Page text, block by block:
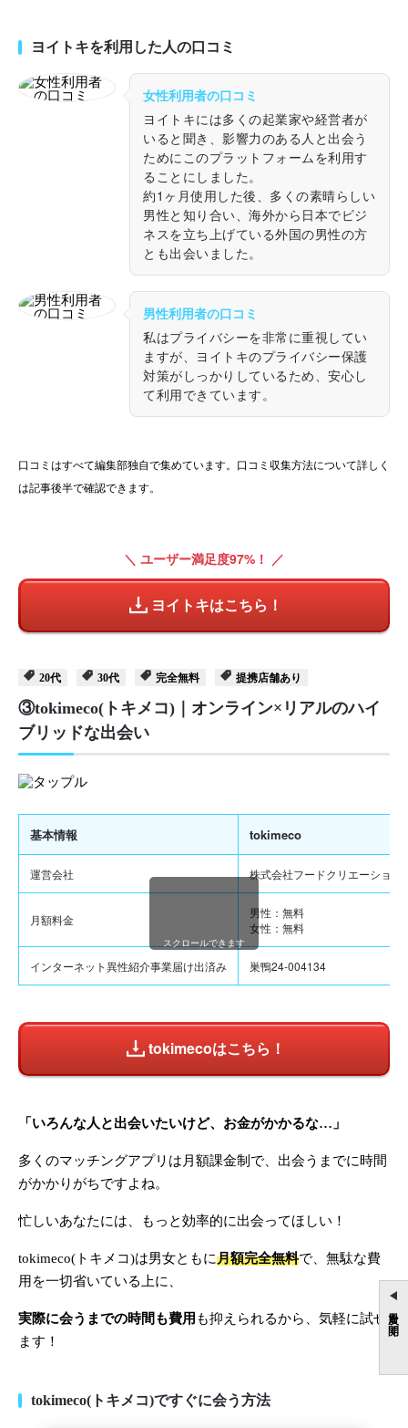
目次を開く
ヨイトキを利用した人の口コミ
女性利用者の口コミ
ヨイトキには多くの起業家や経営者が
いると聞き、影響力のある人と出会う
ためにこのプラットフォームを利用す
ることにしました。
約1ヶ月使用した後、多くの素晴らしい
男性と知り合い、海外から日本でビジ
ネスを立ち上げている外国の男性の方
とも出会いました。
男性利用者の口コミ
私はプライバシーを非常に重視してい
ますが、ヨイトキのプライバシー保護
対策がしっかりしているため、安心し
て利用できています。
口コミはすべて編集部独自で集めています。口コミ収集方法について詳しく
は記事後半で確認できます。
＼ ユーザー満足度97%！ ／
ヨイトキはこちら！
20代 30代 完全無料 提携店舗あり
③tokimeco(トキメコ)｜オンライン×リアルのハイ
ブリッドな出会い
基本情報 tokimeco
運営会社 株式会社フードクリエーション
月額料金
男性：無料
女性：無料
インターネット異性紹介事業届け出済み 巣鴨24-004134
スクロールできます
tokimecoはこちら！
「いろんな人と出会いたいけど、お金がかかるな…」
多くのマッチングアプリは月額課金制で、出会うまでに時間
がかかりがちですよね。
忙しいあなたには、もっと効率的に出会ってほしい！
tokimeco(トキメコ)は男女ともに月額完全無料で、無駄な費
用を一切省いている上に、
実際に会うまでの時間も費用 も抑えられるから、気軽に試せ
ます！
tokimeco(トキメコ)ですぐに会う方法